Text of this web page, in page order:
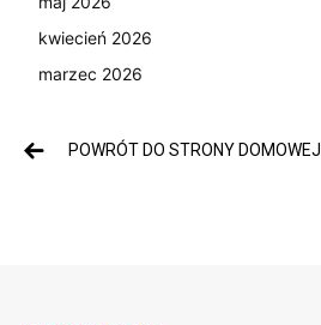
kwiecień 2026
marzec 2026
POWRÓT DO STRONY DOMOWEJ